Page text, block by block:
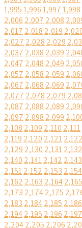
1,9951,9961,9971,998
2,006 2,007 2,008
2,017 2,018 2,019
2,027 2,028 2,029
2,037 2,038 2,039
2,047 2,048 2,049
2,057 2,058 2,059
2,067 2,068 2,069
2,077 2,078 2,079
2,087 2,088 2,089
2,097 2,098 2,099
2,108 2,109 2,110 2,111
2,119 2,120 2,1212,122
2,129 2,130 2,1312,132
2,140 2,1412,142 2,143
2,1512,152 2,153 2,154
2,162 2,163 2,1642,165
2,173 2,1742,175
2,183 2,1842,185 2,186
2,1942,195 2,196 2,197
2,2042,205 2,206